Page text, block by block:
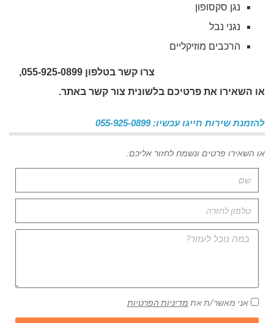
נגן סקסופון
נגני נבל
הרכבים מוזיקליים
צרו קשר בטלפון 055-925-0899,
או השאירו את פרטיכם בלשונית צור קשר באתר.
להזמנת שירות חייגו עכשיו: 055-925-0899
או השאירו פרטים ונשמח לחזור אליכם:
אני מאשר/ת אתמדיניות הפרטיות